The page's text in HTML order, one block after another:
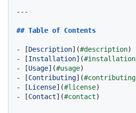
---
## Table of Contents
- [Description](#description
-
[Installation](#installation
-
[Usage](#usage
-
[Contributing](#contributing
-
[License](#license
-
[Contact](#contact)